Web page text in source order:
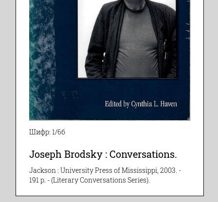
Шифр: 1/6б
Joseph Brodsky : Conversations.
Jackson : University Press of Mississippi, 2003. -
191 p. - (Literary Conversations Series).